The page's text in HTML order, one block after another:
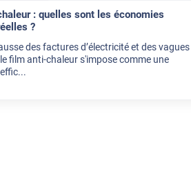
: quelles sont les économies
?
des factures d’électricité et des vagues
film anti-chaleur s'impose comme une